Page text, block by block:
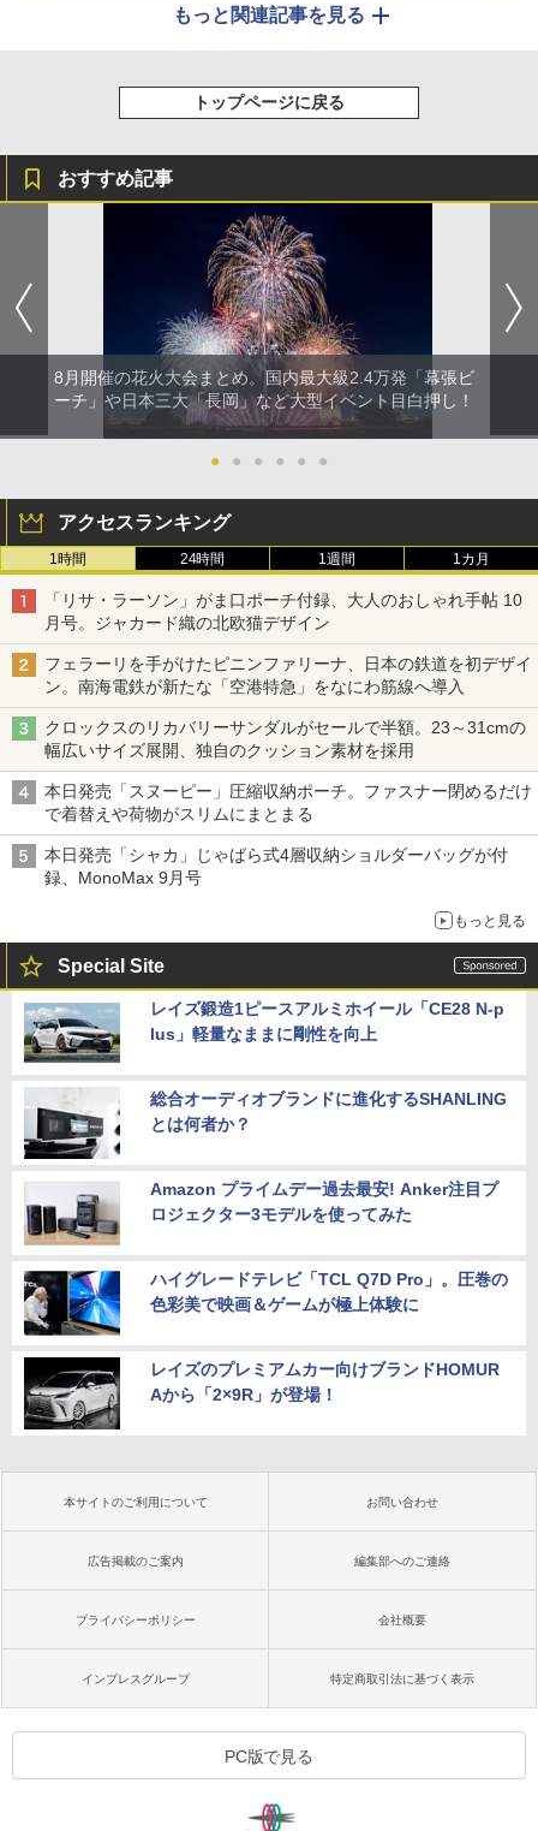
もっと関連記事を見る
トップページに戻る
おすすめ記事
8月開催の花火大会まとめ。国内最大級2.4万発「幕張ビ
ーチ」や日本三大「長岡」など大型イベント目白押し！
● ● ● ● ● ●
アクセスランキング
1時間 24時間 1週間 1カ月
「リサ・ラーソン」がま口ポーチ付録、大人のおしゃれ手帖 10
月号。ジャカード織の北欧猫デザイン
フェラーリを手がけたピニンファリーナ、日本の鉄道を初デザイ
ン。南海電鉄が新たな「空港特急」をなにわ筋線へ導入
クロックスのリカバリーサンダルがセールで半額。23～31cmの
幅広いサイズ展開、独自のクッション素材を採用
本日発売「スヌーピー」圧縮収納ポーチ。ファスナー閉めるだけ
で着替えや荷物がスリムにまとまる
本日発売「シャカ」じゃばら式4層収納ショルダーバッグが付
録、MonoMax 9月号
もっと見る
Special Site
レイズ鍛造1ピースアルミホイール「CE28 N-p
lus」軽量なままに剛性を向上
総合オーディオブランドに進化するSHANLING
とは何者か？
Amazon プライムデー過去最安! Anker注目プ
ロジェクター3モデルを使ってみた
ハイグレードテレビ「TCL Q7D Pro」。圧巻の
色彩美で映画＆ゲームが極上体験に
レイズのプレミアムカー向けブランドHOMUR
Aから「2×9R」が登場！
本サイトのご利用について お問い合わせ
広告掲載のご案内 編集部へのご連絡
プライバシーポリシー 会社概要
インプレスグループ 特定商取引法に基づく表示
PC版で見る